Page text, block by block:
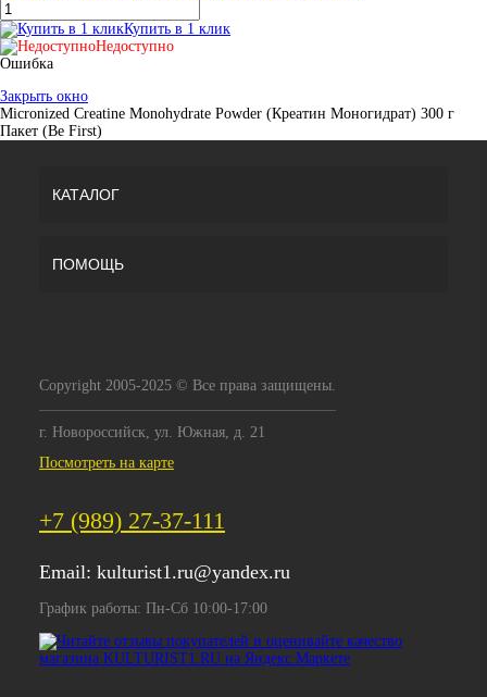
Купить в 1 клик
Недоступно
Ошибка
Закрыть окно
Micronized Creatine Monohydrate Powder (Креатин Моногидрат) 300 г
Пакет (Be First)
КАТАЛОГ
ПОМОЩЬ
Copyright 2005-2025 © Все права защищены.
г. Новороссийск, ул. Южная, д. 21
Посмотреть на карте
+7 (989) 27-37-111
Email: kulturist1.ru@yandex.ru
График работы: Пн-Сб 10:00-17:00